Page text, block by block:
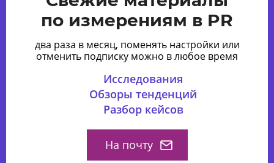
по измерениям в PR
два раза в месяц, поменять настройки или
отменить подписку можно в любое время
Исследования
Обзоры тенденций
Разбор кейсов
На почту